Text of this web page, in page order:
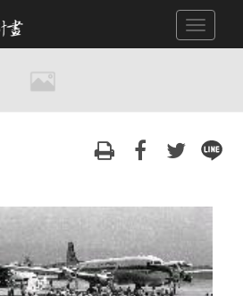
Toggle